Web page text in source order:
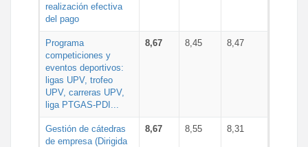
realización efectiva
del pago
Programa
competiciones y
eventos deportivos:
ligas UPV, trofeo
UPV, carreras UPV,
liga PTGAS-PDI...
8,67 8,45 8,47
Gestión de cátedras
de empresa (Dirigida
8,67 8,55 8,31